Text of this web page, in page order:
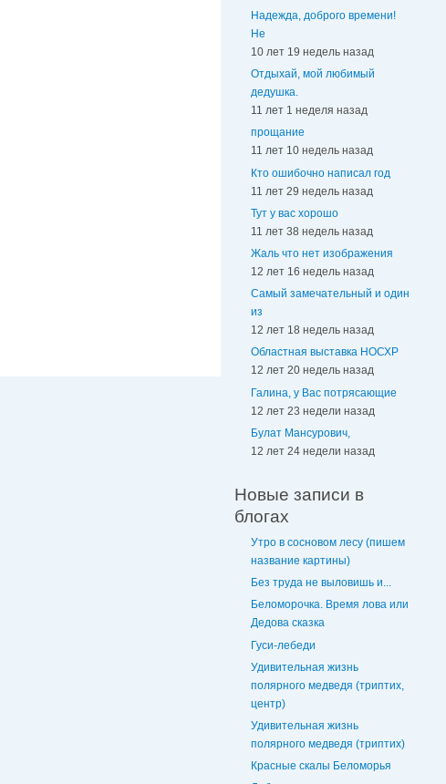
Надежда, доброго времени!
Не
10 лет 19 недель назад
Отдыхай, мой любимый
дедушка.
11 лет 1 неделя назад
прощание
11 лет 10 недель назад
Кто ошибочно написал год
11 лет 29 недель назад
Тут у вас хорошо
11 лет 38 недель назад
Жаль что нет изображения
12 лет 16 недель назад
Самый замечательный и один
из
12 лет 18 недель назад
Областная выставка НОСХР
12 лет 20 недель назад
Галина, у Вас потрясающие
12 лет 23 недели назад
Булат Мансурович,
12 лет 24 недели назад
Новые записи в
блогах
Утро в сосновом лесу (пишем
название картины)
Без труда не выловишь и...
Беломорочка. Время лова или
Дедова сказка
Гуси-лебеди
Удивительная жизнь
полярного медведя (триптих,
центр)
Удивительная жизнь
полярного медведя (триптих)
Красные скалы Беломорья